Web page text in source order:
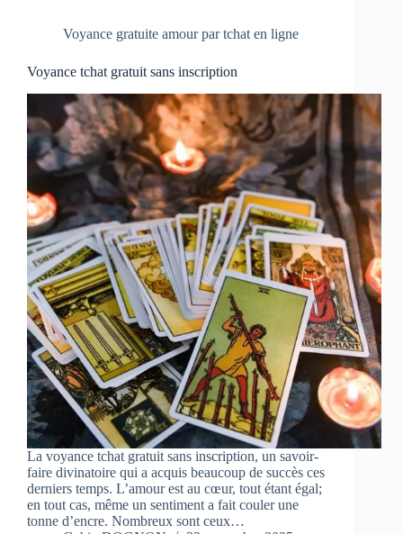
Voyance gratuite amour par tchat en ligne
Voyance tchat gratuit sans inscription
La voyance tchat gratuit sans inscription, un savoir-
faire divinatoire qui a acquis beaucoup de succès ces
derniers temps. L’amour est au cœur, tout étant égal;
en tout cas, même un sentiment a fait couler une
tonne d’encre. Nombreux sont ceux…